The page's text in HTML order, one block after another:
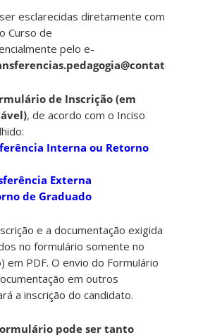
esclarecidas diretamente com
Curso de
pelo e-
de Inscrição (em
, de acordo com o Inciso
Interna ou Retorno
Externa
de Graduado
e a documentação exigida
no formulário somente no
PDF. O envio do Formulário
em outros
a inscrição do candidato.
pode ser tanto